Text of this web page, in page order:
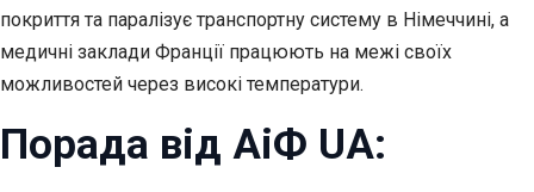
покриття та паралізує транспортну систему в Німеччині, а
медичні заклади Франції працюють на межі своїх
можливостей через високі температури.
Порада від АіФ UA: